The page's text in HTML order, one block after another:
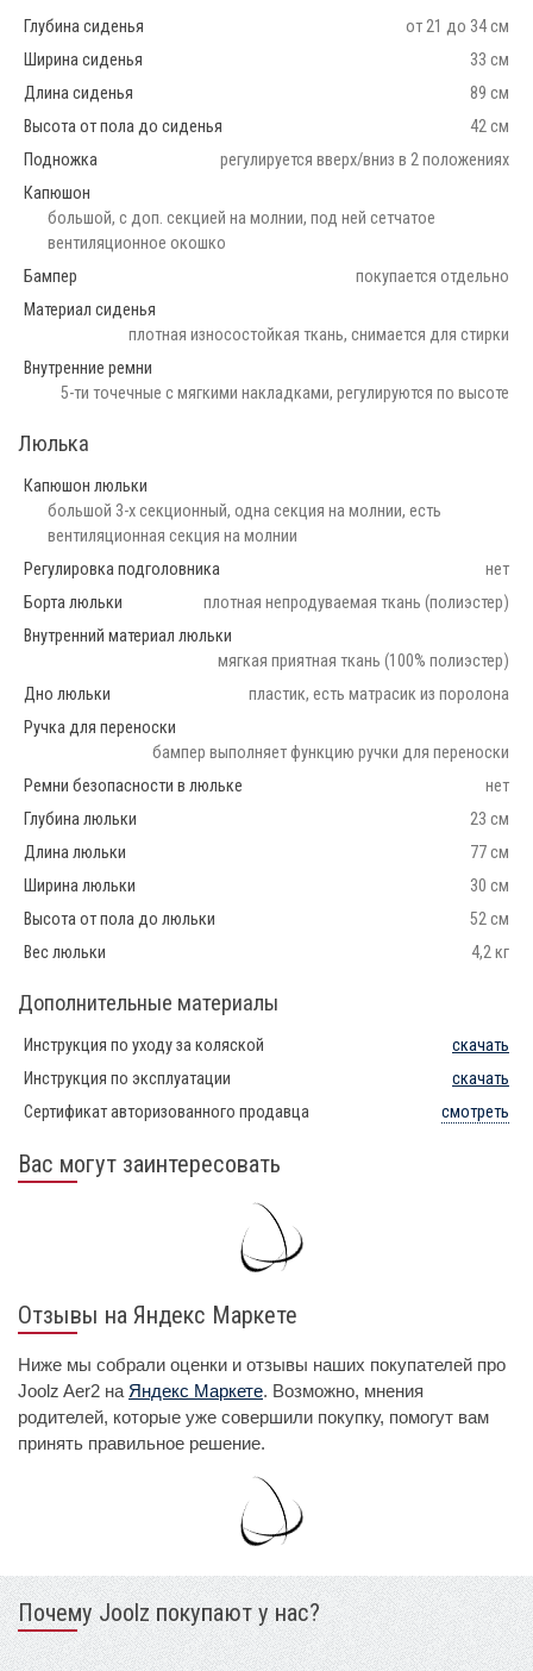
Глубина сиденья
от 21 до 34 см
Ширина сиденья
33 см
Длина сиденья
89 см
Высота от пола до сиденья
42 см
Подножка
регулируется вверх/вниз в 2 положениях
Капюшон
большой, с доп. секцией на молнии, под ней сетчатое
вентиляционное окошко
Бампер
покупается отдельно
Материал сиденья
плотная износостойкая ткань, снимается для стирки
Внутренние ремни
5-ти точечные с мягкими накладками, регулируются по высоте
Люлька
Капюшон люльки
большой 3-х секционный, одна секция на молнии, есть
вентиляционная секция на молнии
Регулировка подголовника
нет
Борта люльки
плотная непродуваемая ткань (полиэстер)
Внутренний материал люльки
мягкая приятная ткань (100% полиэстер)
Дно люльки
пластик, есть матрасик из поролона
Ручка для переноски
бампер выполняет функцию ручки для переноски
Ремни безопасности в люльке
нет
Глубина люльки
23 см
Длина люльки
77 см
Ширина люльки
30 см
Высота от пола до люльки
52 см
Вес люльки
4,2 кг
Дополнительные материалы
Инструкция по уходу за коляской
скачать
Инструкция по эксплуатации
скачать
Сертификат авторизованного продавца
смотреть
Вас могут заинтересовать
Отзывы на Яндекс Маркете
Ниже мы собрали оценки и отзывы наших покупателей про
Joolz Aer2 на Яндекс Маркете. Возможно, мнения
родителей, которые уже совершили покупку, помогут вам
принять правильное решение.
Почему Joolz покупают у нас?